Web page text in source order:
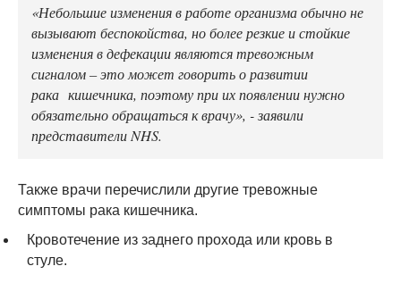
«Небольшие изменения в работе организма обычно не
вызывают беспокойства, но более резкие и стойкие
изменения в дефекации являются тревожным
сигналом – это может говорить о развитии
рака кишечника, поэтому при их появлении нужно
обязательно обращаться к врачу», - заявили
представители NHS.
Также врачи перечислили другие тревожные
симптомы рака кишечника.
Кровотечение из заднего прохода или кровь в
стуле.